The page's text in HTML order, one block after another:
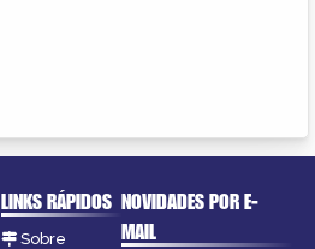
LINKS RÁPIDOS
Sobre
NOVIDADES POR E-
MAIL